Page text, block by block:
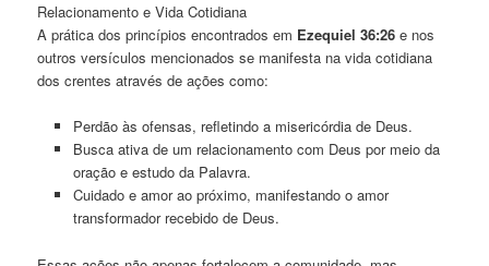
Relacionamento e Vida Cotidiana
A prática dos princípios encontrados em Ezequiel 36:26 e nos
outros versículos mencionados se manifesta na vida cotidiana
dos crentes através de ações como:
Perdão às ofensas, refletindo a misericórdia de Deus.
Busca ativa de um relacionamento com Deus por meio da
oração e estudo da Palavra.
Cuidado e amor ao próximo, manifestando o amor
transformador recebido de Deus.